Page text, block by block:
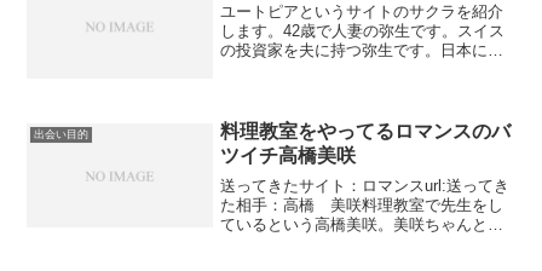
ユートピアというサイトのサクラを紹介
します。42歳で人妻の弥生です。スイス
の投資家を夫に持つ弥生です。日本には
録しました。夫には愛人...
出会い目的
料理教室をやってるロマンスのバ
ツイチ高橋美咲
送ってきたサイト：ロマンスurl:送ってき
た相手：高橋 美咲料理教室で先生をし
ているという高橋美咲。美咲ちゃんと呼